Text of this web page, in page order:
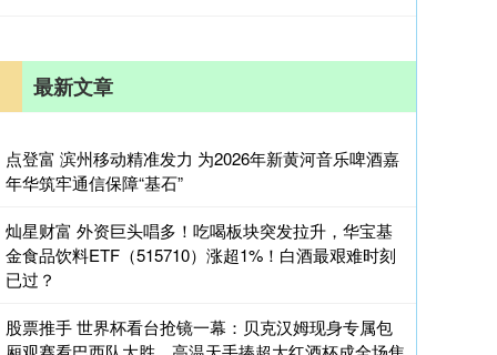
最新文章
点登富 滨州移动精准发力 为2026年新黄河音乐啤酒嘉
年华筑牢通信保障“基石”
灿星财富 外资巨头唱多！吃喝板块突发拉升，华宝基
金食品饮料ETF（515710）涨超1%！白酒最艰难时刻
已过？
股票推手 世界杯看台抢镜一幕：贝克汉姆现身专属包